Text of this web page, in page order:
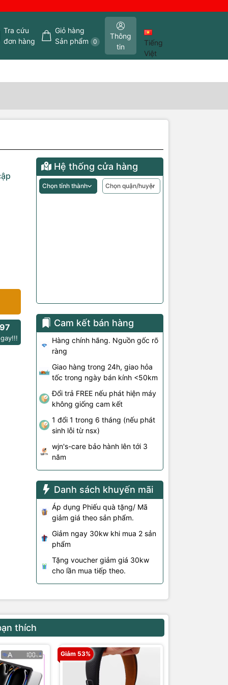
Tra cứu
đơn hàng
Giỏ hàng
Sản phẩm 0
Thông
tin
Tiếng
Việt
Hệ thống cửa hàng
Cam kết bán hàng
Hàng chính hãng. Nguồn gốc rõ
ràng
Giao hàng trong 24h, giao hỏa
tốc trong ngày bán kính <50km
Đổi trả FREE nếu phát hiện máy
không giống cam kết
1 đổi 1 trong 6 tháng (nếu phát
sinh lỗi từ nsx)
wjn's-care bảo hành lên tới 3
năm
Danh sách khuyến mãi
Áp dụng Phiếu quà tặng/ Mã
giảm giá theo sản phẩm.
Giảm ngay 30kw khi mua 2 sản
phẩm
Tặng voucher giảm giá 30kw
cho lần mua tiếp theo.
thích
Giảm 53%